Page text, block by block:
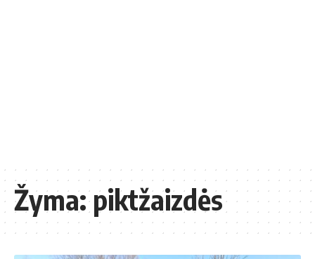
Žyma:piktžaizdės